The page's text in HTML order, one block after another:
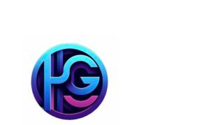
contenido